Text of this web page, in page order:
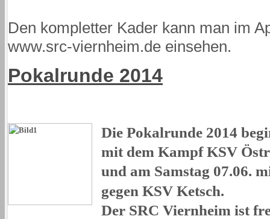
Den kompletter Kader kann man im
www.src-viernheim.de einsehen.
Pokalrunde 2014
Die Pokalrunde 2014
mit dem Kampf KSV
und am Samstag 07.06.
gegen KSV Ketsch.
Der SRC Viernheim ist